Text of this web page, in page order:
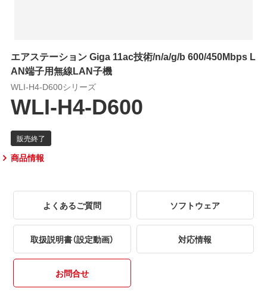
エアステーション Giga 11ac技術/n/a/g/b 600/450Mbps L
AN端子用無線LAN子機
WLI-H4-D600シリーズ
WLI-H4-D600
商品情報
よくあるご質問 ソフトウェア
取扱説明書（設定動画） 対応情報
お問合せ